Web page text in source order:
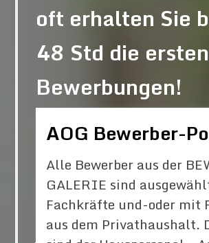
AOG Bewerber-
Alle Bewerber aus der
GALERIE sind
Fachkräfte und-oder mit
aus dem Privathaushalt.
oft erhalten Sie
48 Std die ersten
Bewerbungen!